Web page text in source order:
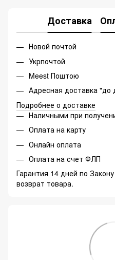
Доставка
Новой почтой
Укрпочтой
Meest Поштою
Адресная доставка "до
Подробнее о доставке
Наличными при
Оплата на карту
Онлайн оплата
Оплата на счет ФЛП
Гарантия 14 дней по
возврат товара.